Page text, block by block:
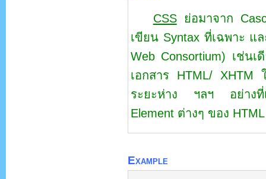
CSSย่อมาจาก
เขียน Syntax ที่เฉพาะ แ
Web Consortium) เช่น
เอกสาร HTML/
ระยะห่าง ฯลฯ อย่างที่
Element ต่างๆ ของ HTML
Example